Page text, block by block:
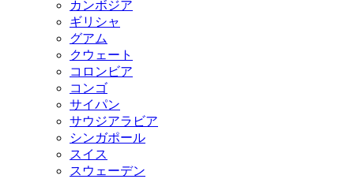
カンボジア
ギリシャ
グアム
クウェート
コロンビア
コンゴ
サイパン
サウジアラビア
シンガポール
スイス
スウェーデン